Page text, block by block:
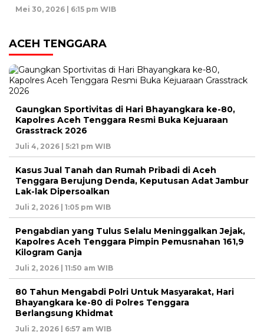
Mei 30, 2026 | 6:15 pm WIB
ACEH TENGGARA
Gaungkan Sportivitas di Hari Bhayangkara ke-80,
Kapolres Aceh Tenggara Resmi Buka Kejuaraan
Grasstrack 2026
Juli 4, 2026 | 5:21 pm WIB
Kasus Jual Tanah dan Rumah Pribadi di Aceh
Tenggara Berujung Denda, Keputusan Adat Jambur
Lak-lak Dipersoalkan
Juli 2, 2026 | 1:05 pm WIB
Pengabdian yang Tulus Selalu Meninggalkan Jejak,
Kapolres Aceh Tenggara Pimpin Pemusnahan 161,9
Kilogram Ganja
Juli 2, 2026 | 11:50 am WIB
80 Tahun Mengabdi Polri Untuk Masyarakat, Hari
Bhayangkara ke-80 di Polres Tenggara
Berlangsung Khidmat
Juli 2, 2026 | 6:57 am WIB